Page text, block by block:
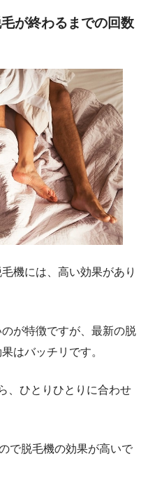
が終わるまでの回数
機には、高い効果があり
が特徴ですが、最新の脱
はバッチリです。
、ひとりひとりに合わせ
で脱毛機の効果が高いで